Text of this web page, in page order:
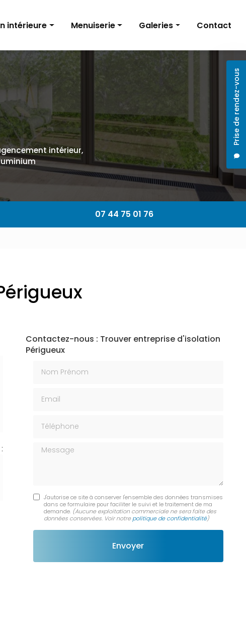
Prise de rendez-vous
intérieure
d'intérieur
Menuiserie
Volets roulants
Installation de menuiseries
Galeries
Rénovation intérieure
Menuiserie
Contact
intérieur,
07 44 75 01 76
Contactez-nous : Trouver entreprise d'isolation
Périgueux
Message
J'autorise ce site à conserver l'ensemble des données transmises
dans ce formulaire pour faciliter le suivi et le traitement de ma
demande. (Aucune exploitation commerciale ne sera faite des
données conservées. Voir notre politique de confidentialité)